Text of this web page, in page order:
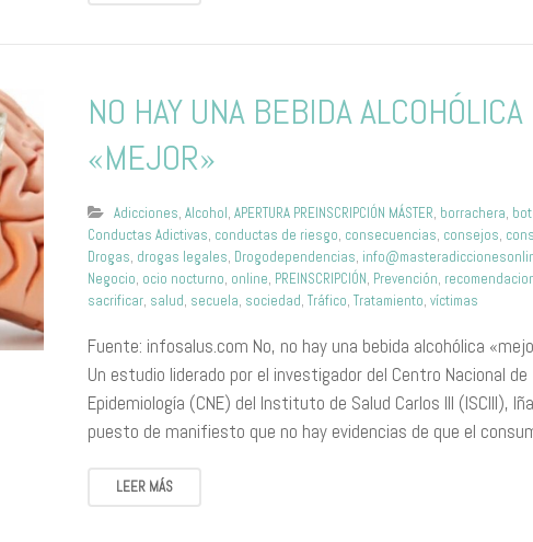
NO HAY UNA BEBIDA ALCOHÓLICA
«MEJOR»
Adicciones,Alcohol,APERTURA PREINSCRIPCIÓN MÁSTER, borrachera,
Conductas Adictivas, conductas de riesgo, consecuencias, consejos,
Drogas, drogas legales, Drogodependencias,
Negocio, ocio nocturno, online, PREINSCRIPCIÓN, Prevención,
sacrificar, salud, secuela, sociedad,Tráfico,Tratamiento,víctimas
Fuente: infosalus.com No, no hay una bebida alcohólica
Un estudio liderado por el investigador del Centro Nacional de
Epidemiología (CNE) del Instituto de Salud Carlos III (ISCIII),
puesto de manifiesto que no hay evidencias de que el
LEER MÁS